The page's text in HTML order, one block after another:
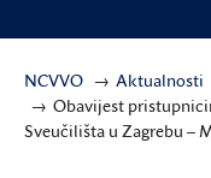
NCVVO Aktualnosti
Obavijest
Sveučilišta u Zagrebu –